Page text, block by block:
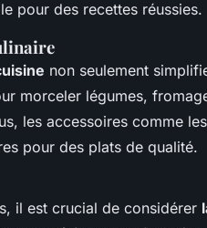
pour des recettes réussies.
non seulement
morceler légumes,
les accessoires comme
pour des plats de qualité.
il est crucial de considérer